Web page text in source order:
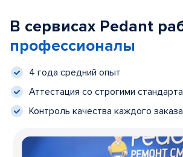
В сервисах Pedant
профессионалы
4 года средний опыт
Аттестация со строгими
Контроль качества каждого заказа